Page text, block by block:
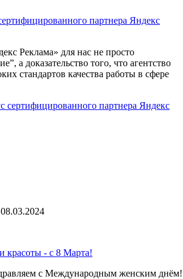
партнера Яндекс
Реклама» для нас не просто
а доказательство того, что агентство
стандартов качества работы в сфере
красоты - с 8 Марта!
с Международным женским днём!